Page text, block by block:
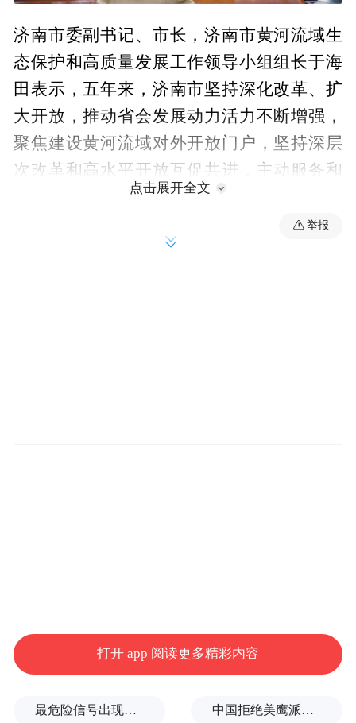
济南市委副书记、市长，济南市黄河流域生
态保护和高质量发展工作领导小组组长于海
田表示，五年来，济南市坚持深化改革、扩
大开放，推动省会发展动力活力不断增强，
聚焦建设黄河流域对外开放门户，坚持深层
次改革和高水平开放互促共进，主动服务和
融入新发展格局，省会高质量发展动能更加
区域协同发展能力不断提升。济南都市圈发
展规划成功获批，圈内城市在交通互联、产
点击展开全文
举报
打开 app 阅读更多精彩内容
最危险信号出现！全球能源大动脉岌岌可危 中国拒绝美鹰派副防长访华？弦外之音被热议